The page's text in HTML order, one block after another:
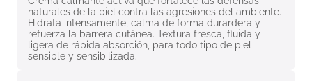
naturales de la piel contra las agresiones del ambiente.
Hidrata intensamente, calma de forma durardera y
refuerza la barrera cutánea. Textura fresca, fluida y
ligera de rápida absorción, para todo tipo de piel
sensible y sensibilizada.
8. roche posay
9. pañales
10. nivea